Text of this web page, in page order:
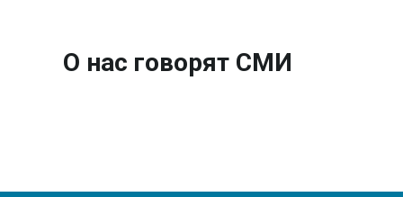
О нас говорят СМИ